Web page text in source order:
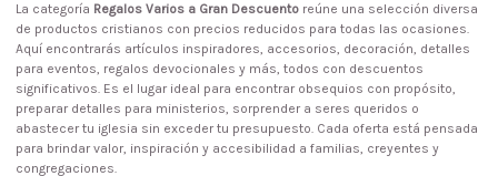
La categoría Regalos Varios a Gran Descuento reúne una selección diversa
de productos cristianos con precios reducidos para todas las ocasiones.
Aquí encontrarás artículos inspiradores, accesorios, decoración, detalles
para eventos, regalos devocionales y más, todos con descuentos
significativos. Es el lugar ideal para encontrar obsequios con propósito,
preparar detalles para ministerios, sorprender a seres queridos o
abastecer tu iglesia sin exceder tu presupuesto. Cada oferta está pensada
para brindar valor, inspiración y accesibilidad a familias, creyentes y
congregaciones.